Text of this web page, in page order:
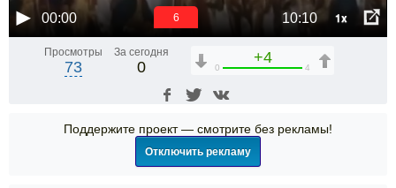
00:00 10:10 1x
6
Просмотры
73
За сегодня
0
+4
0 4
Поддержите проект — смотрите без рекламы!
Отключить рекламу